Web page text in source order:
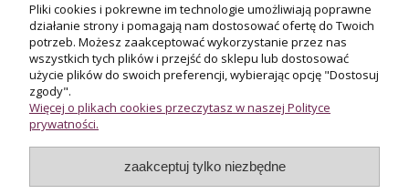
Darmowa dostawa
przy zakupie powyżej 800 zł
Certyfikowani rzeczoznawcy
Pliki cookies i pokrewne im technologie umożliwiają poprawne
działanie strony i pomagają nam dostosować ofertę do Twoich
potrzeb. Możesz zaakceptować wykorzystanie przez nas
wszystkich tych plików i przejść do sklepu lub dostosować
użycie plików do swoich preferencji, wybierając opcję "Dostosuj
zgody".
Więcej o plikach cookies przeczytasz w naszej Polityce
prywatności.
zaakceptuj tylko niezbędne